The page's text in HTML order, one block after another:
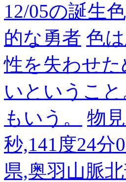
12/05の誕生
的な勇者 色
性を失わせ
いというこ
もいう。
物
秒,141度24分
県,奥羽山脈